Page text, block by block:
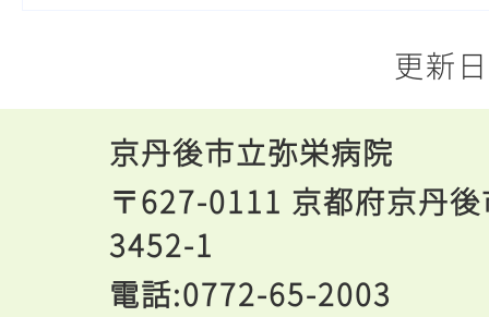
更新
京丹後市立弥栄病院
〒627-0111 京都府京丹
3452-1
電話:0772-65-2003